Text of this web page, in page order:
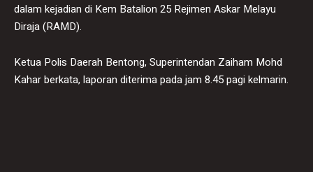
dalam kejadian di Kem Batalion 25 Rejimen Askar Melayu
Diraja (RAMD).
Ketua Polis Daerah Bentong, Superintendan Zaiham Mohd
Kahar berkata, laporan diterima pada jam 8.45 pagi kelmarin.